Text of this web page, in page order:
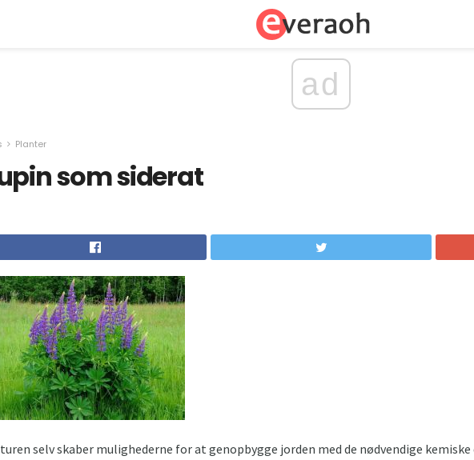
ad
Planter
som siderat
selv skaber mulighederne for at genopbygge jorden med de nødvendige